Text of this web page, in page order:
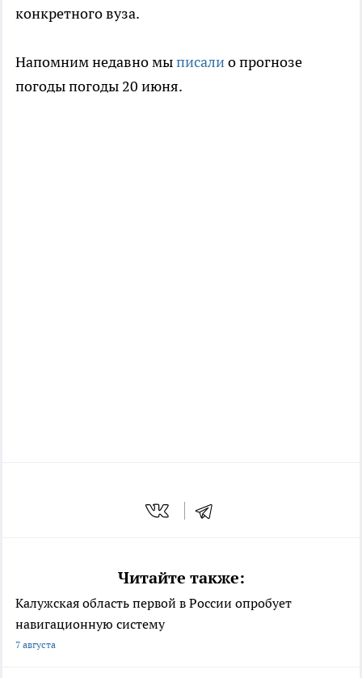
конкретного вуза.
Напомним недавно мыписалио прогнозе
погоды погоды 20 июня.
Читайте также:
Калужская область первой в России опробует
навигационную систему
7 августа